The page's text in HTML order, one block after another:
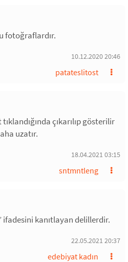
fotoğraflardır.
10.12.2020 20:46
patateslitost
çıkarılıp gösterilir
uzatır.
18.04.2021 03:15
sntmntleng
ifadesini kanıtlayan delillerdir.
22.05.2021 20:37
edebiyat kadın